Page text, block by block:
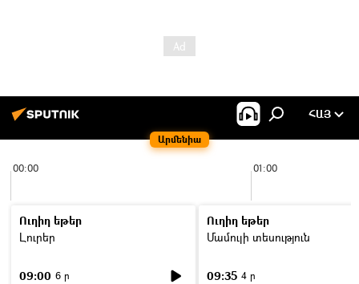
Արմենիա
ՀԱՅ
00:00 01:00
Ուղիղ եթեր
Լուրեր
09:00 6 ր
Ուղիղ եթեր
Մամուլի տեսություն
09:35 4 ր